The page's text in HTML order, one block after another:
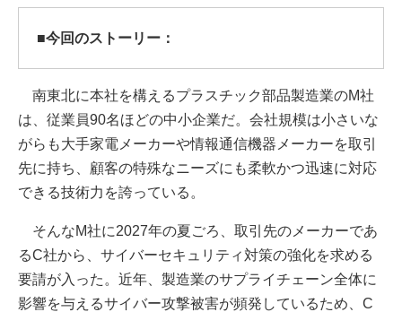
■今回のストーリー：
南東北に本社を構えるプラスチック部品製造業のM社
は、従業員90名ほどの中小企業だ。会社規模は小さいな
がらも大手家電メーカーや情報通信機器メーカーを取引
先に持ち、顧客の特殊なニーズにも柔軟かつ迅速に対応
できる技術力を誇っている。
そんなM社に2027年の夏ごろ、取引先のメーカーであ
るC社から、サイバーセキュリティ対策の強化を求める
要請が入った。近年、製造業のサプライチェーン全体に
影響を与えるサイバー攻撃被害が頻発しているため、C